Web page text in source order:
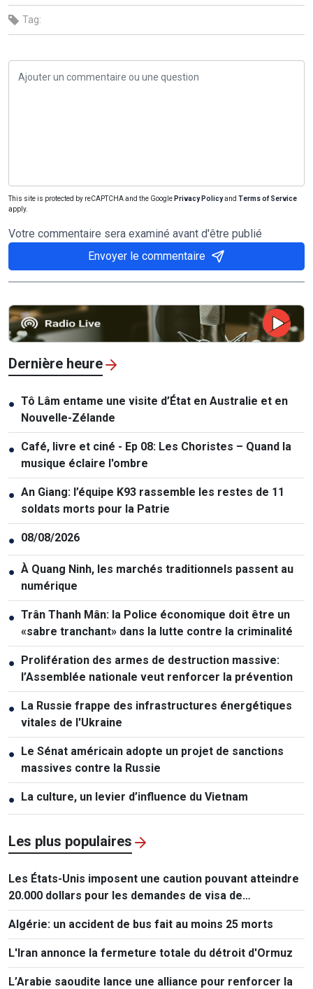
Tag:
This site is protected by reCAPTCHA and the Google Privacy Policyand Terms of Service
apply.
Votre commentaire sera examiné avant d'être publié
Envoyer le commentaire
Dernière heure
● Tô Lâm entame une visite d’État en Australie et en
Nouvelle-Zélande
● Café, livre et ciné - Ep 08: Les Choristes – Quand la
musique éclaire l'ombre
● An Giang: l’équipe K93 rassemble les restes de 11
soldats morts pour la Patrie
● 08/08/2026
● À Quang Ninh, les marchés traditionnels passent au
numérique
● Trân Thanh Mân: la Police économique doit être un
«sabre tranchant» dans la lutte contre la criminalité
● Prolifération des armes de destruction massive:
l’Assemblée nationale veut renforcer la prévention
● La Russie frappe des infrastructures énergétiques
vitales de l'Ukraine
● Le Sénat américain adopte un projet de sanctions
massives contre la Russie
● La culture, un levier d’influence du Vietnam
Les plus populaires
Les États-Unis imposent une caution pouvant atteindre
20.000 dollars pour les demandes de visa de
ressortissants de 50 pays
Algérie: un accident de bus fait au moins 25 morts
L'Iran annonce la fermeture totale du détroit d'Ormuz
L’Arabie saoudite lance une alliance pour renforcer la